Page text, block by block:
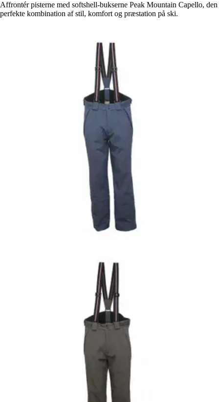
Affrontér pisterne med softshell-bukserne Peak Mountain Capello, den
perfekte kombination af stil, komfort og præstation på ski.